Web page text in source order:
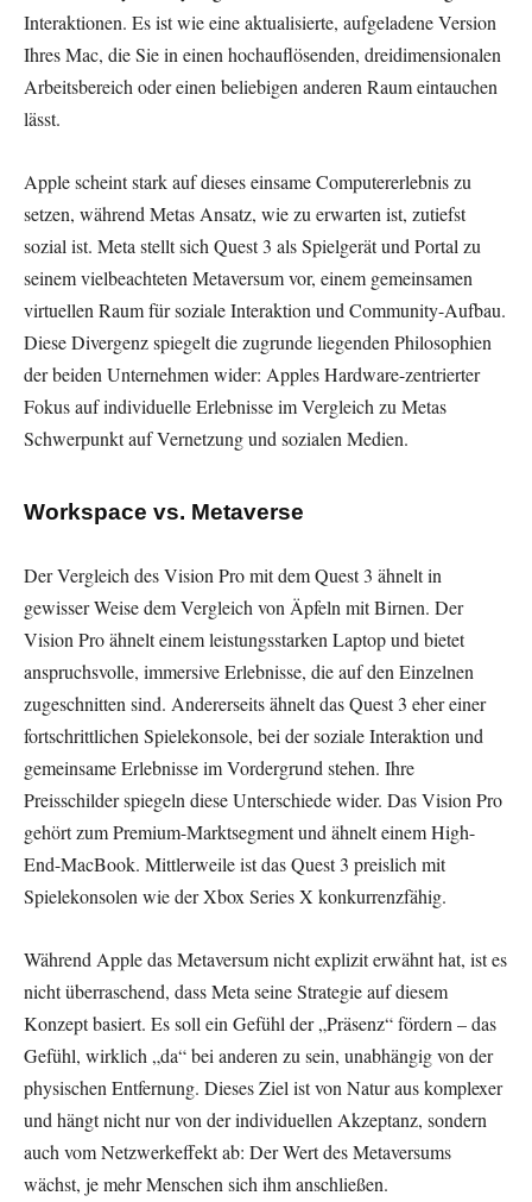
Interaktionen. Es ist wie eine aktualisierte, aufgeladene Version
Ihres Mac, die Sie in einen hochauflösenden, dreidimensionalen
Arbeitsbereich oder einen beliebigen anderen Raum eintauchen
lässt.
Apple scheint stark auf dieses einsame Computererlebnis zu
setzen, während Metas Ansatz, wie zu erwarten ist, zutiefst
sozial ist. Meta stellt sich Quest 3 als Spielgerät und Portal zu
seinem vielbeachteten Metaversum vor, einem gemeinsamen
virtuellen Raum für soziale Interaktion und Community-Aufbau.
Diese Divergenz spiegelt die zugrunde liegenden Philosophien
der beiden Unternehmen wider: Apples Hardware-zentrierter
Fokus auf individuelle Erlebnisse im Vergleich zu Metas
Schwerpunkt auf Vernetzung und sozialen Medien.
Workspace vs. Metaverse
Der Vergleich des Vision Pro mit dem Quest 3 ähnelt in
gewisser Weise dem Vergleich von Äpfeln mit Birnen. Der
Vision Pro ähnelt einem leistungsstarken Laptop und bietet
anspruchsvolle, immersive Erlebnisse, die auf den Einzelnen
zugeschnitten sind. Andererseits ähnelt das Quest 3 eher einer
fortschrittlichen Spielekonsole, bei der soziale Interaktion und
gemeinsame Erlebnisse im Vordergrund stehen. Ihre
Preisschilder spiegeln diese Unterschiede wider. Das Vision Pro
gehört zum Premium-Marktsegment und ähnelt einem High-
End-MacBook. Mittlerweile ist das Quest 3 preislich mit
Spielekonsolen wie der Xbox Series X konkurrenzfähig.
Während Apple das Metaversum nicht explizit erwähnt hat, ist es
nicht überraschend, dass Meta seine Strategie auf diesem
Konzept basiert. Es soll ein Gefühl der „Präsenz“ fördern – das
Gefühl, wirklich „da“ bei anderen zu sein, unabhängig von der
physischen Entfernung. Dieses Ziel ist von Natur aus komplexer
und hängt nicht nur von der individuellen Akzeptanz, sondern
auch vom Netzwerkeffekt ab: Der Wert des Metaversums
wächst, je mehr Menschen sich ihm anschließen.